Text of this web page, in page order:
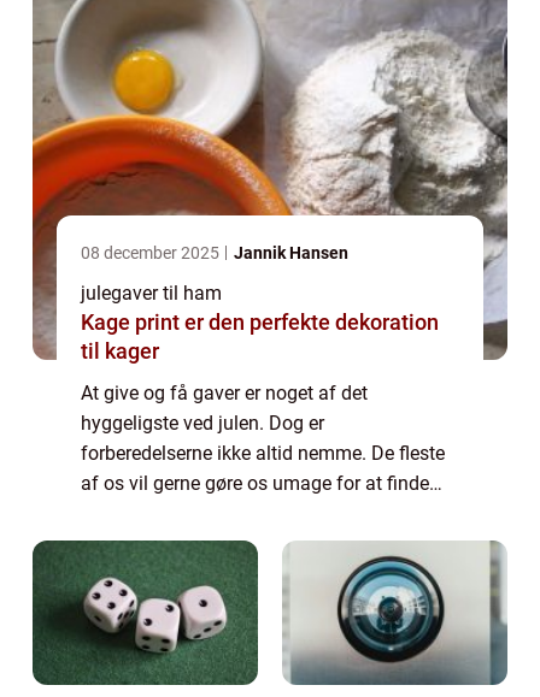
08 december 2025 Jannik Hansen
julegaver til ham
Kage print er den perfekte dekoration
til kager
At give og få gaver er noget af det
hyggeligste ved julen. Dog er
forberedelserne ikke altid nemme. De fleste
af os vil gerne gøre os umage for at finde
det kan være svært at være kreativ, særligt
når man ska...